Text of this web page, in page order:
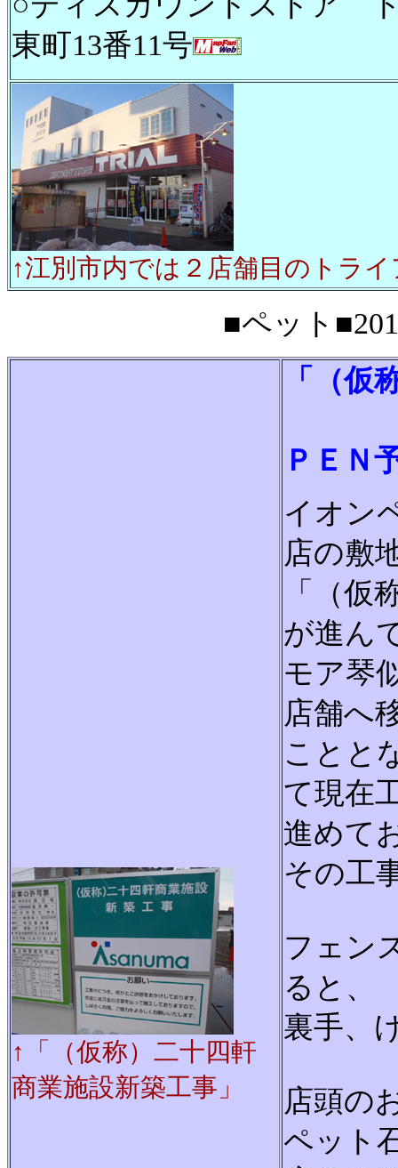
東町13番11号
↑江別市内では２店舗目のトラ
■ペット
↑「（仮称）二十四軒
商業施設新築工事」
「（仮
ＰＥＮ
イオン
店の敷
「（仮
が進ん
モア琴
店舗へ
ことと
て現在
進めて
その工
フェン
ると、
裏手、
店頭の
ペット